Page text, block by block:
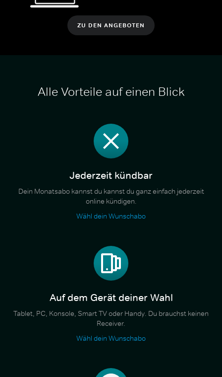
ZU DEN ANGEBOTEN
Alle Vorteile auf einen Blick
Jederzeit kündbar
Dein Monatsabo kannst du kannst du ganz einfach jederzeit
online kündigen.
Wähl dein Wunschabo
Auf dem Gerät deiner Wahl
Tablet, PC, Konsole, Smart TV oder Handy. Du brauchst keinen
Receiver.
Wähl dein Wunschabo